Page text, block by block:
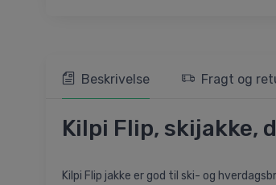
Beskrivelse Fragt og
Kilpi Flip, skijakke,
Kilpi Flip jakke er god til ski- og